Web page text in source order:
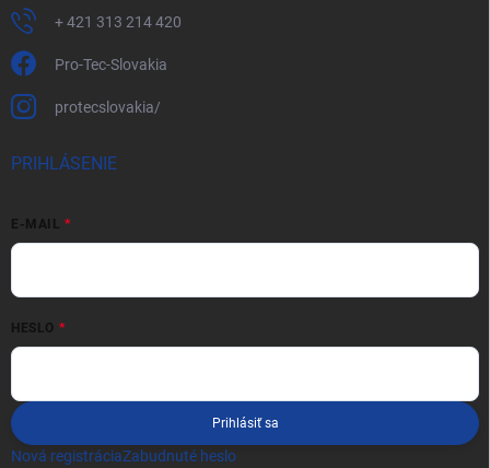
+ 421 313 214 420
Pro-Tec-Slovakia
protecslovakia/
PRIHLÁSENIE
E-MAIL
HESLO
Prihlásiť sa
Nová registráciaZabudnuté heslo